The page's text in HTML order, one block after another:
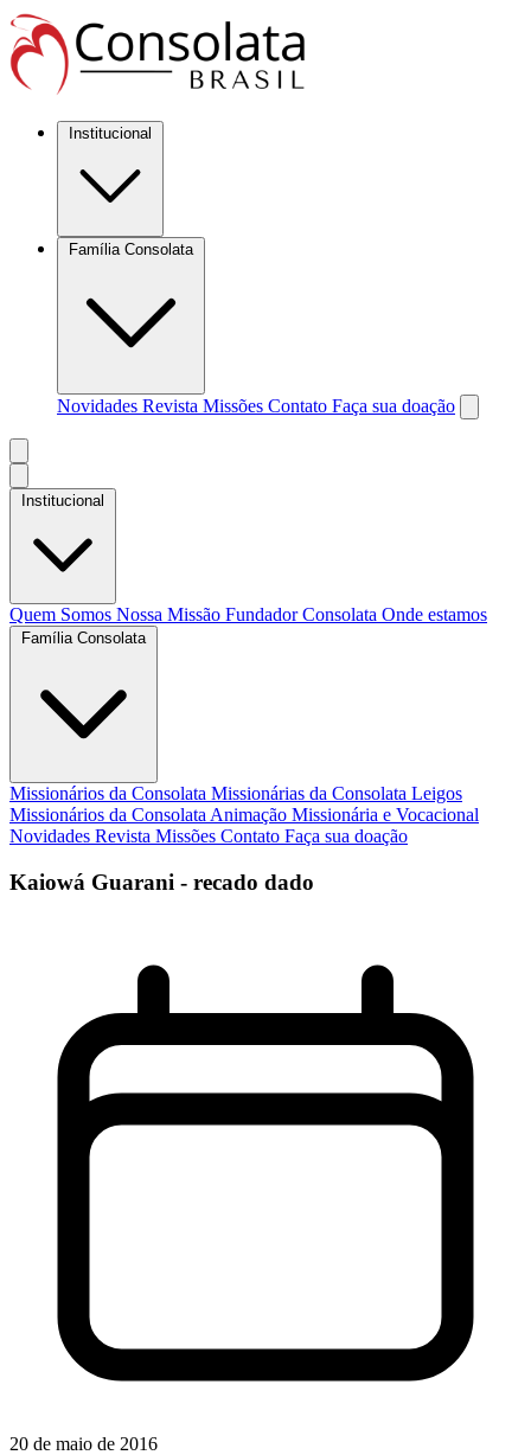
Institucional
Família Consolata
Novidades Revista Missões Contato Faça sua doação
Institucional
Quem Somos Nossa Missão FundadorConsolata Onde estamos
Família Consolata
Missionários da Consolata Missionárias da Consolata Leigos
Missionários da Consolata Animação Missionária e Vocacional
Novidades Revista Missões Contato Faça sua doação
Kaiowá Guarani - recado dado
20 de maio de 2016